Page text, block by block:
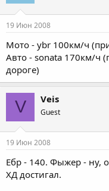
19 Июн 2008
Мото - ybr 100км/ч
Авто - sonata 170км/ч
дороге)
V Veis
Guest
19 Июн 2008
Ебр - 140. Фыжер - ну,
ХД достигал.